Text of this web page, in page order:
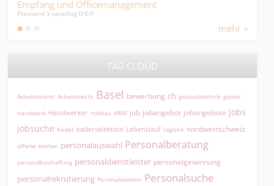
Officemanagement
D/E/F
mehr »
TAG CLOUD
Arbeitsmarkt Arbeitsrecht Basel bewerbung ch gebäudetechnik gipser
handwerk Handwerker holzbau HRM job jobangebot jobangebote jobs
jobsuche Kader kaderselektion Lebenslauf logistik nordwestschweiz
offene stellen personalauswahl Personalberatung
personalbeschaffung personaldienstleister personalgewinnung
personalrekrutierung Personalselektion Personalsuche